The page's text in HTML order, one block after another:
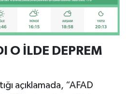
O İLDE DEPREM
açıklamada, “AFAD